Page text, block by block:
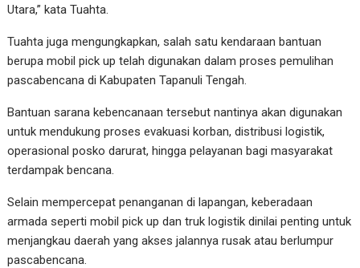
Utara,” kata Tuahta.
Tuahta juga mengungkapkan, salah satu kendaraan bantuan
berupa mobil pick up telah digunakan dalam proses pemulihan
pascabencana di Kabupaten Tapanuli Tengah.
Bantuan sarana kebencanaan tersebut nantinya akan digunakan
untuk mendukung proses evakuasi korban, distribusi logistik,
operasional posko darurat, hingga pelayanan bagi masyarakat
terdampak bencana.
Selain mempercepat penanganan di lapangan, keberadaan
armada seperti mobil pick up dan truk logistik dinilai penting untuk
menjangkau daerah yang akses jalannya rusak atau berlumpur
pascabencana.